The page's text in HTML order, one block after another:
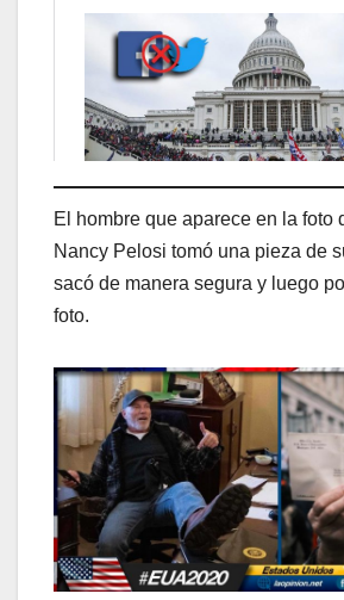
El hombre que aparece en la foto
Nancy Pelosi tomó una pieza de
sacó de manera segura y luego
foto.